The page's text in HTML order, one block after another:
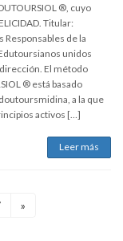
®, cuyo
Titular:
de la
unidos
El método
® está basado
a la que
activos […]
Leer más
»